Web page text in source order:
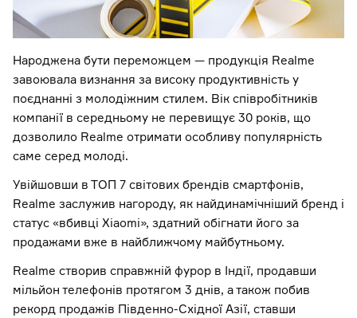
Народжена бути переможцем — продукція Realme
завоювала визнання за високу продуктивність у
поєднанні з молодіжним стилем. Вік співробітників
компанії в середньому не перевищує 30 років, що
дозволило Realme отримати особливу популярність
саме серед молоді.
Увійшовши в ТОП 7 світових брендів смартфонів,
Realme заслужив нагороду, як найдинамічніший бренд і
статус «вбивці Xiаomi», здатний обігнати його за
продажами вже в найближчому майбутньому.
Realme створив справжній фурор в Індії, продавши
мільйон телефонів протягом 3 днів, а також побив
рекорд продажів Південно-Східної Азії, ставши